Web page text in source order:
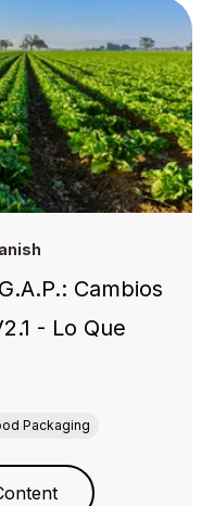
Cambios
- Lo Que
Packaging